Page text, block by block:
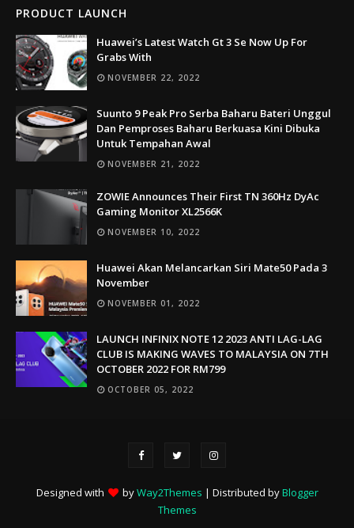
PRODUCT LAUNCH
Huawei’s Latest Watch Gt 3 Se Now Up For
Grabs With
NOVEMBER 22, 2022
Suunto 9 Peak Pro Serba Baharu Bateri Unggul
Dan Pemproses Baharu Berkuasa Kini Dibuka
Untuk Tempahan Awal
NOVEMBER 21, 2022
ZOWIE Announces Their First TN 360Hz DyAc
Gaming Monitor XL2566K
NOVEMBER 10, 2022
Huawei Akan Melancarkan Siri Mate50 Pada 3
November
NOVEMBER 01, 2022
LAUNCH INFINIX NOTE 12 2023 ANTI LAG-LAG
CLUB IS MAKING WAVES TO MALAYSIA ON 7TH
OCTOBER 2022 FOR RM799
OCTOBER 05, 2022
Designed with byWay2Themes | Distributed byBlogger
Themes